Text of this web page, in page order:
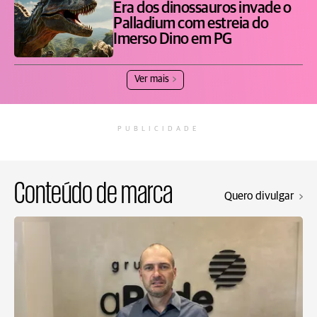
Era dos dinossauros invade o
Palladium com estreia do
Imerso Dino em PG
Ver mais
PUBLICIDADE
Conteúdo de marca Quero divulgar